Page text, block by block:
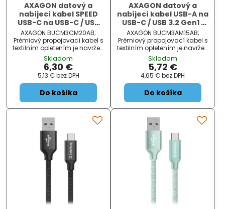
AXAGON datový a
nabíjecí kabel SPEED
USB-C na USB-C / USB
3.2 Gen1 / PD 60W 3A /
ALU / oplet / 2m / černý
AXAGON BUCM3CM20AB;
Prémiový propojovací kabel s
textilním opletením je navržen
pro rychlé datové přenosy a
nabíjení notebooků, telefonů,
tabletů a dalších mobilních
zařízení s portem USB typu C .
Konekt...
Skladom
6,30 €
5,13 € bez DPH
Do košíka
AXAGON datový a
nabíjecí kabel USB-A na
USB-C / USB 3.2 Gen1 /
3A / ALU / oplet / 1,5m /
černý
AXAGON BUCM3AM15AB;
Prémiový propojovací kabel s
textilním opletením je navržen
pro rychlé datové přenosy a
nabíjení notebooků, telefonů,
tabletů a dalších mobilních
zařízení s portem USB typu C .
Konekt...
Skladom
5,72 €
4,65 € bez DPH
Do košíka